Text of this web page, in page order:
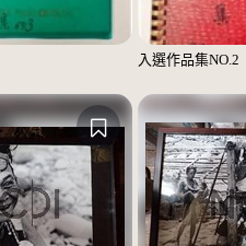
入選作品集NO.2